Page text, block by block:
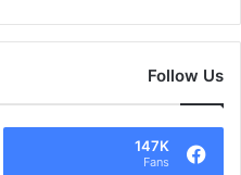
Follow Us
147K
Fans